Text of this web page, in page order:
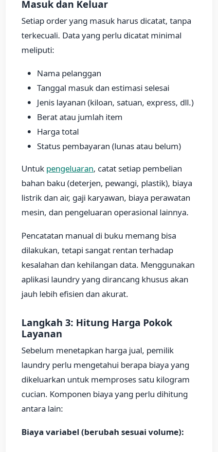
Masuk dan Keluar
Setiap order yang masuk harus dicatat, tanpa
terkecuali. Data yang perlu dicatat minimal
meliputi:
Nama pelanggan
Tanggal masuk dan estimasi selesai
Jenis layanan (kiloan, satuan, express, dll.)
Berat atau jumlah item
Harga total
Status pembayaran (lunas atau belum)
Untuk pengeluaran, catat setiap pembelian
bahan baku (deterjen, pewangi, plastik), biaya
listrik dan air, gaji karyawan, biaya perawatan
mesin, dan pengeluaran operasional lainnya.
Pencatatan manual di buku memang bisa
dilakukan, tetapi sangat rentan terhadap
kesalahan dan kehilangan data. Menggunakan
aplikasi laundry yang dirancang khusus akan
jauh lebih efisien dan akurat.
Langkah 3: Hitung Harga Pokok
Layanan
Sebelum menetapkan harga jual, pemilik
laundry perlu mengetahui berapa biaya yang
dikeluarkan untuk memproses satu kilogram
cucian. Komponen biaya yang perlu dihitung
antara lain:
Biaya variabel (berubah sesuai volume):